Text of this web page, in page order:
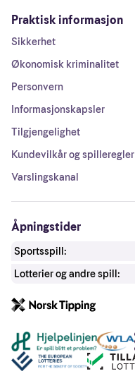
Praktisk informasjon
Sikkerhet
Økonomisk kriminalitet
Personvern
Informasjonskapsler
Tilgjengelighet
Kundevilkår og spilleregler
Varslingskanal
Åpningstider
Sportsspill:
Lotterier og andre spill:
Andre lenker